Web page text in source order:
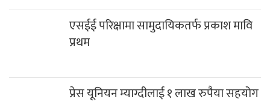
एसईई परिक्षामा सामुदायिकतर्फ प्रकाश मावि
प्रथम
प्रेस यूनियन म्याग्दीलाई १ लाख रुपैया सहयोग